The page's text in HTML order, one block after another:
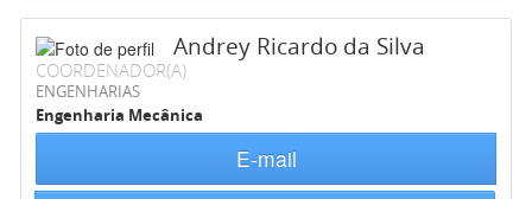
Andrey Ricardo da Silva
COORDENADOR(A)
ENGENHARIAS
Engenharia Mecânica
E-mail